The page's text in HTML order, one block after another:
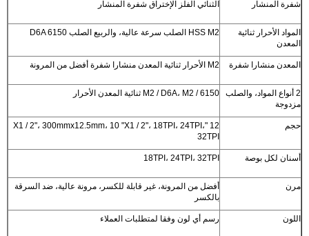
شفرة المنشار الثنائي الفلز الإختراق شفرة المنشار
المواد الأحرار ثنائية
المعدن
HSS M2 الصلب سرعة عالية، والربيع الصلب D6A 6150
المعدن منشارا شفرة M2 الأحرار ثنائية المعدن منشارا شفرة أفضل من المرونة
2 أنواع المواد، والصلب
مزدوجة
M2 / D6A، M2 / 6150 ثنائية المعدن الأحرار
حجم
12 "X1 / 2"، 300mmx12.5mm، 10 "X1 / 2"، 18TPI، 24TPI،
32TPI
أسنان لكل بوصة 18TPI، 24TPI، 32TPI
مرن
أفضل من المرونة، غير قابلة للكسر، مرونة عالية، ضد السرقة
بالكسر
اللون رسم أي لون وفقا لمتطلبات العملاء